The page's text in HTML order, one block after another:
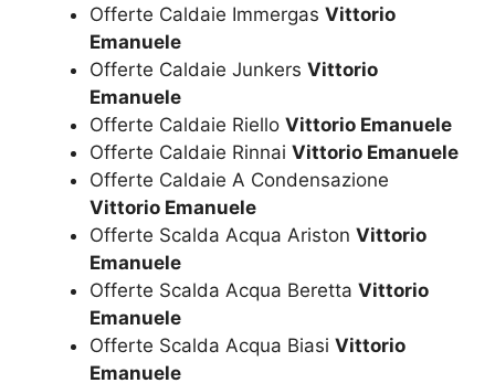
Offerte Caldaie Immergas Vittorio
Emanuele
Offerte Caldaie Junkers Vittorio
Emanuele
Offerte Caldaie Riello Vittorio Emanuele
Offerte Caldaie Rinnai Vittorio Emanuele
Offerte Caldaie A Condensazione
Vittorio Emanuele
Offerte Scalda Acqua Ariston Vittorio
Emanuele
Offerte Scalda Acqua Beretta Vittorio
Emanuele
Offerte Scalda Acqua Biasi Vittorio
Emanuele